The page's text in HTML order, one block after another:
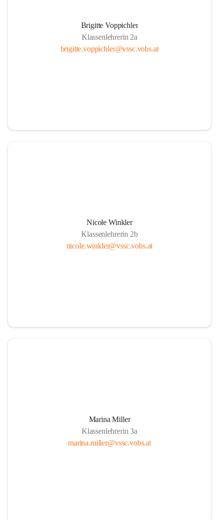
Brigitte Voppichler
Klassenlehrerin 2a
brigitte.voppichler@vssc.vobs.at
Nicole Winkler
Klassenlehrerin 2b
nicole.winkler@vssc.vobs.at
Marina Miller
Klassenlehrerin 3a
marina.miller@vssc.vobs.at